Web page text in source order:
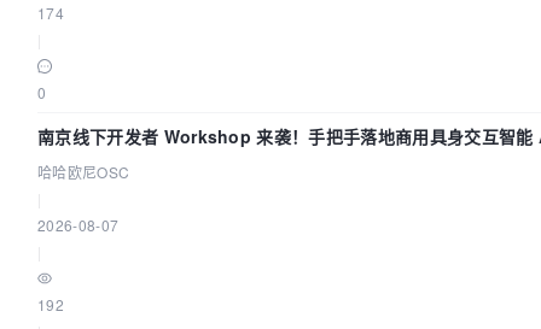
174
0
南京线下开发者 Workshop 来袭！手把手落地商用具身交互智
哈哈欧尼OSC
2026-08-07
192